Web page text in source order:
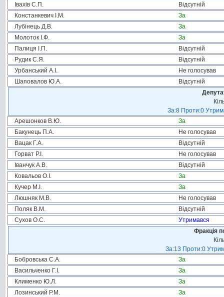
Івахів С.П.
Відсутній
Констанкевич І.М.
За
Лубінець Д.В.
За
Молоток І.Ф.
За
Палиця І.П.
Відсутній
Рудик С.Я.
Відсутній
Урбанський А.І.
Не голосував
Шаповалов Ю.А.
Відсутній
За:8 Проти:0
Арешонков В.Ю.
За
Бакунець П.А.
Не голосував
Вацак Г.А.
Відсутній
Горват Р.І.
Не голосував
Іванчук А.В.
Відсутній
Ковальов О.І.
За
Кучер М.І.
За
Люшняк М.В.
Не голосував
Поляк В.М.
Відсутній
Сухов О.С.
Утримався
Фракція
За:13 Проти:0
Бобровська С.А.
За
Васильченко Г.І.
За
Клименко Ю.Л.
За
Лозинський Р.М.
За